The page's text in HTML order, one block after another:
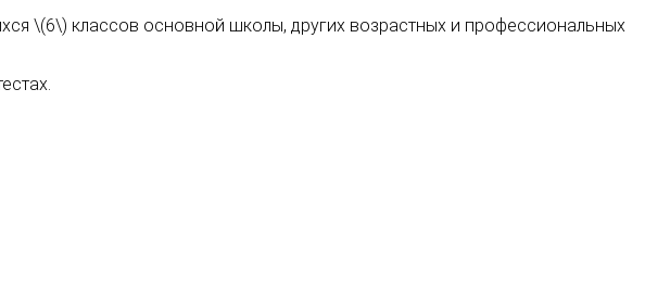
\(6\) классов основной школы, других возрастных и профессиональных